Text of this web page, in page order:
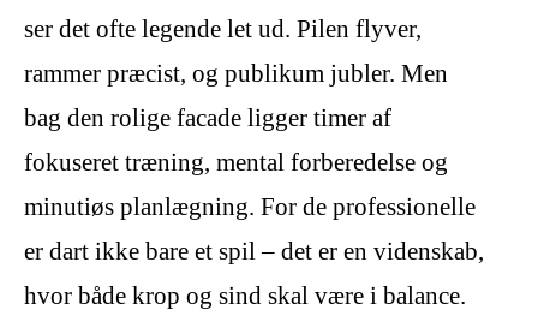
ser det ofte legende let ud. Pilen flyver,
rammer præcist, og publikum jubler. Men
bag den rolige facade ligger timer af
fokuseret træning, mental forberedelse og
minutiøs planlægning. For de professionelle
er dart ikke bare et spil – det er en videnskab,
hvor både krop og sind skal være i balance.